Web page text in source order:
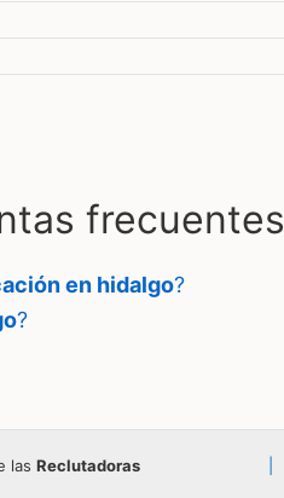
frecuentes
en hidalgo?
?
las Reclutadoras